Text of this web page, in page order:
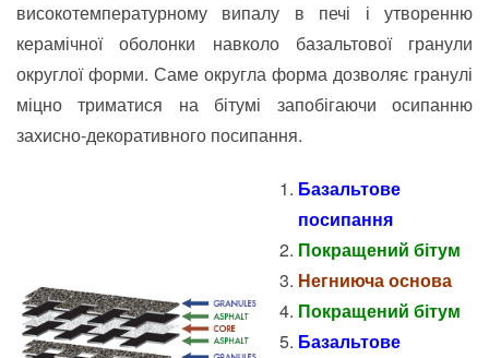
високотемпературному випалу в печі і утворенню
керамічної оболонки навколо базальтової гранули
округлої форми. Саме округла форма дозволяє гранулі
міцно триматися на бітумі запобігаючи осипанню
захисно-декоративного посипання.
Базальтове
посипання
Покращений бітум
Негниюча основа
Покращений бітум
Базальтове